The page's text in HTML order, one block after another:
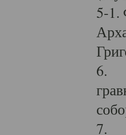
5-1.
6.
7.